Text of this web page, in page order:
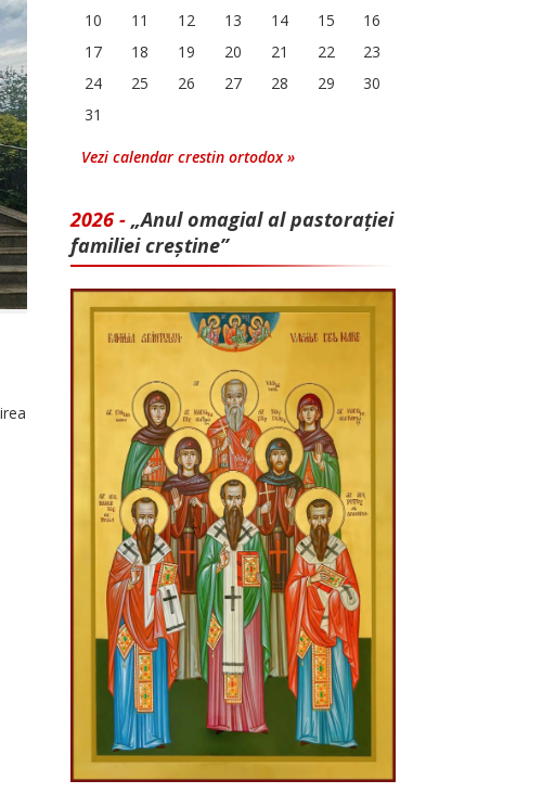
10
11 12 13 14 15
16
17
18 19 20 21 22
23
24
25 26 27 28 29
30
31
Vezi calendar crestin ortodox »
2026 - „Anul omagial al pastorației
familiei creștine”